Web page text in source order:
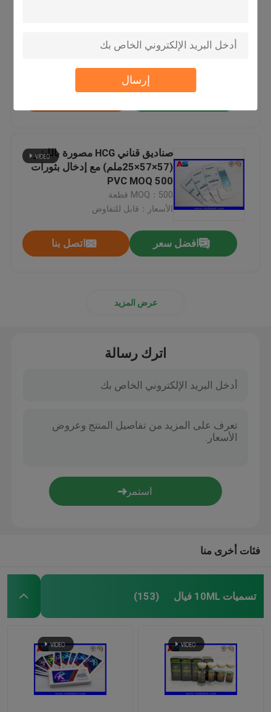
إرسال
MOQ：500 قطعة
صناديق قناني HCG مصورة بالليزر
(57×57×25ملم) مع إدخال بثورات
PVC MOQ 500
MOQ：500 قطعة
الأسعار：قابل للتفاوض
افضل سعر اتصل بنا
عرض المزيد
اترك رسالة
فئات أخرى منا
تسميات 10ML فيال (153)